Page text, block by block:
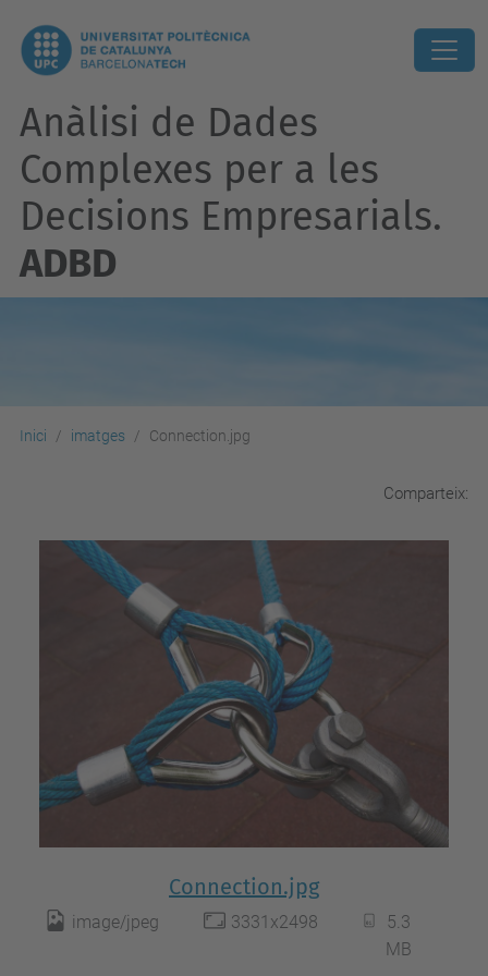
Anàlisi de Dades
Complexes per a les
Decisions Empresarials.
ADBD
Inici imatges Connection.jpg
Comparteix:
Connection.jpg
image/jpeg 3331x2498
5.3
MB